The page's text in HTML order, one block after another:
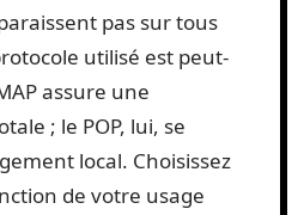
pas sur tous
utilisé est peut-
assure une
; le POP, lui, se
local. Choisissez
de votre usage